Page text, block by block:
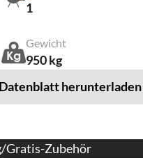
1
Gewicht
950 kg
herunterladen
Gratis-Zubehör